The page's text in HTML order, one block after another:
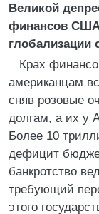
Великой
финансов
Крах
американцам
сняв розовые
долгам, а их у
Более 10
дефицит
банкротство
требующий
этого